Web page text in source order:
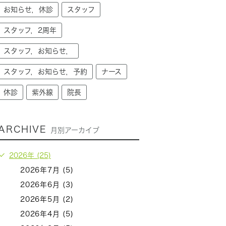
お知らせ，休診 スタッフ
スタッフ，2周年
スタッフ，お知らせ，
スタッフ，お知らせ，予約 ナース
休診 紫外線 院長
月別アーカイブ
2026年 (25)
2026年7月 (5)
2026年6月 (3)
2026年5月 (2)
2026年4月 (5)